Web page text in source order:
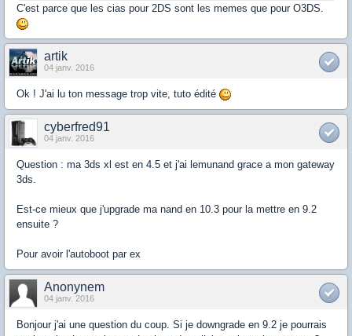
C'est parce que les cias pour 2DS sont les memes que pour O3DS.
artik
04 janv. 2016
Ok ! J'ai lu ton message trop vite, tuto édité
cyberfred91
04 janv. 2016
Question : ma 3ds xl est en 4.5 et j'ai lemunand grace a mon gateway
3ds.
Est-ce mieux que j'upgrade ma nand en 10.3 pour la mettre en 9.2
ensuite ?
Pour avoir l'autoboot par ex
Anonynem
04 janv. 2016
Bonjour j'ai une question du coup. Si je downgrade en 9.2 je pourrais